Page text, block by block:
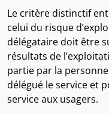
Le critère distinctif
celui du risque
délégataire doit être
résultats de
partie par la
délégué le service et
service aux usagers.